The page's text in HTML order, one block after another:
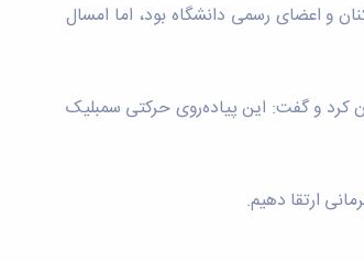
و اعضای رسمی دانشگاه بود، اما امسال
کرد و گفت: این پیاده‌روی حرکتی سمبلیک
ارتقا دهیم.